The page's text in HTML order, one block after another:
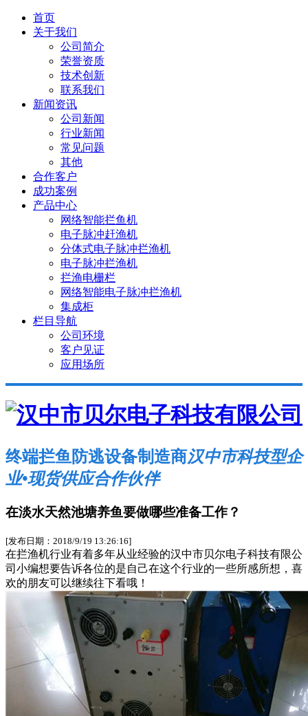
首页
关于我们
公司简介
荣誉资质
技术创新
联系我们
新闻资讯
公司新闻
行业新闻
常见问题
其他
合作客户
成功案例
产品中心
网络智能拦鱼机
电子脉冲赶渔机
分体式电子脉冲拦渔机
电子脉冲拦渔机
拦渔电栅栏
网络智能电子脉冲拦渔机
集成柜
栏目导航
公司环境
客户见证
应用场所
终端拦鱼防逃设备制造商汉中市科技型企
业•现货供应合作伙伴
在淡水天然池塘养鱼要做哪些准备工作？
[发布日期：2018/9/19 13:26:16]
在拦渔机行业有着多年从业经验的汉中市贝尔电子科技有限公
司小编想要告诉各位的是自己在这个行业的一些所感所想，喜
欢的朋友可以继续往下看哦！